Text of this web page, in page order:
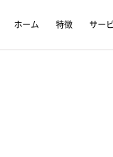
ホーム 特徴 サー